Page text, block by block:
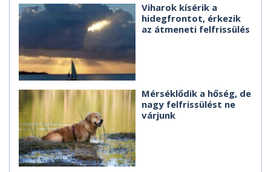
Viharok kísérik a
hidegfrontot, érkezik
az átmeneti felfrissülés
Mérséklődik a hőség, de
nagy felfrissülést ne
várjunk